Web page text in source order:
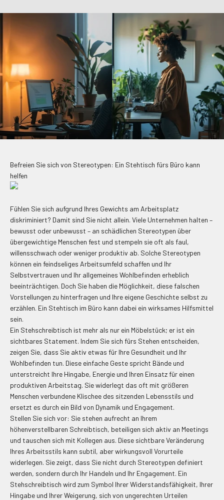
Befreien Sie sich von Stereotypen: Ein Stehtisch fürs Büro kann
helfen
Fühlen Sie sich aufgrund Ihres Gewichts am Arbeitsplatz
diskriminiert? Damit sind Sie nicht allein. Viele Unternehmen halten –
bewusst oder unbewusst – an schädlichen Stereotypen über
übergewichtige Menschen fest und stempeln sie oft als faul,
willensschwach oder weniger produktiv ab. Solche Stereotypen
können ein feindseliges Arbeitsumfeld schaffen und Ihr
Selbstvertrauen und Ihr allgemeines Wohlbefinden erheblich
beeinträchtigen. Doch Sie haben die Möglichkeit, diese falschen
Vorstellungen zu hinterfragen und Ihre eigene Geschichte selbst zu
erzählen. Ein Stehtisch im Büro kann dabei ein wirksames Hilfsmittel
sein.
Ein Stehschreibtisch ist mehr als nur ein Möbelstück; er ist ein
sichtbares Statement. Indem Sie sich fürs Stehen entscheiden,
zeigen Sie, dass Sie aktiv etwas für Ihre Gesundheit und Ihr
Wohlbefinden tun. Diese einfache Geste spricht Bände und
unterstreicht Ihre Hingabe, Energie und Ihren Einsatz für einen
produktiven Arbeitstag. Sie widerlegt das oft mit größeren
Menschen verbundene Klischee des sitzenden Lebensstils und
ersetzt es durch ein Bild von Dynamik und Engagement.
Stellen Sie sich vor: Sie stehen aufrecht an Ihrem
höhenverstellbaren Schreibtisch, beteiligen sich aktiv an Meetings
und tauschen sich mit Kollegen aus. Diese sichtbare Veränderung
Ihres Arbeitsstils kann subtil, aber wirkungsvoll Vorurteile
widerlegen. Sie zeigt, dass Sie nicht durch Stereotypen definiert
werden, sondern durch Ihr Handeln und Ihr Engagement. Ein
Stehschreibtisch wird zum Symbol Ihrer Widerstandsfähigkeit, Ihrer
Hingabe und Ihrer Weigerung, sich von ungerechten Urteilen